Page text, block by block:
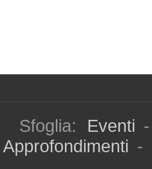
Sfoglia: Eventi -
Approfondimenti -